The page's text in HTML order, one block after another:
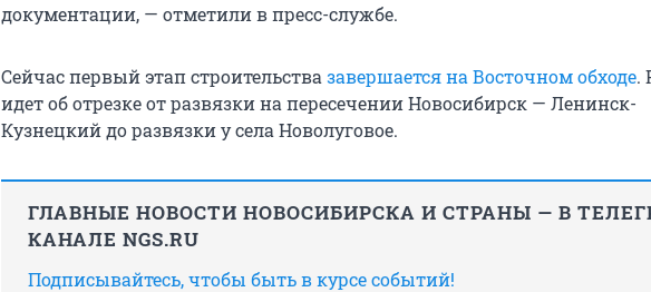
документации, — отметили в пресс-службе.
Сейчас первый этап строительства завершается на Восточном обходе.
идет об отрезке от развязки на пересечении Новосибирск — Ленинск-
Кузнецкий до развязки у села Новолуговое.
ГЛАВНЫЕ НОВОСТИ НОВОСИБИРСКА И СТРАНЫ — В
КАНАЛЕ NGS.RU
Подписывайтесь, чтобы быть в курсе событий!